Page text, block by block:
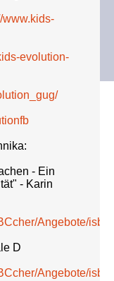
www.kids-
evolution-
- Ein
- Karin
Angebote/
D
Angebote/